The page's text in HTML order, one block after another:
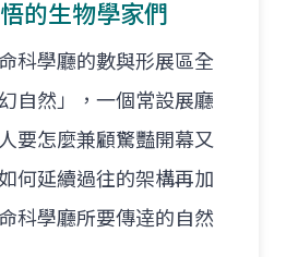
的生物學家們
科學廳的數與形展區全
自然」，一個常設展廳
要怎麼兼顧驚豔開幕又
何延續過往的架構再加
科學廳所要傳逹的自然